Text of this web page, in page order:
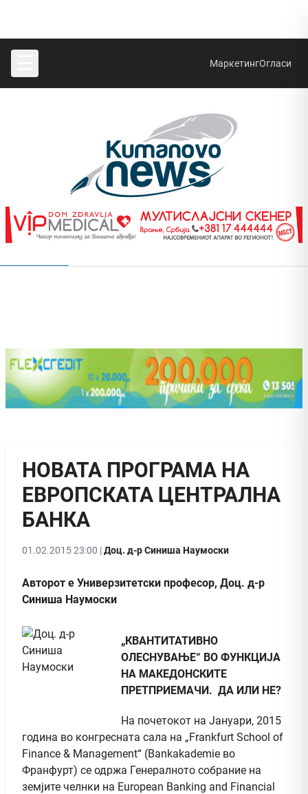
МаркетингОгласи
НОВАТА ПРОГРАМА НА
ЕВРОПСКАТА ЦЕНТРАЛНА
БАНКА
01.02.2015 23:00 |Доц. д-р Синиша Наумоски
Авторот е Универзитетски професор, Доц. д-р
Синиша Наумоски
„КВАНТИТАТИВНО
ОЛЕСНУВАЊЕ“ ВО ФУНКЦИЈА
НА МАКЕДОНСКИТЕ
ПРЕТПРИЕМАЧИ. ДА ИЛИ НЕ?
На почетокот на Јануари, 2015
година во конгресната сала на „Frankfurt School of
Finance & Management“ (Bankakademie во
Франфурт) се одржа Генералното собрание на
земјите челнки на European Banking and Financial